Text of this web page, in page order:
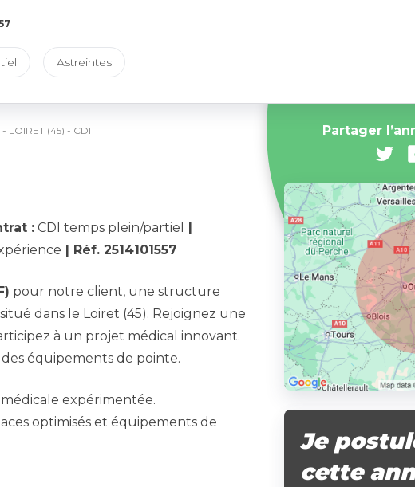
Astreintes
LOIRET (45) - CDI
: CDI temps plein/partiel
|
| Réf. 2514101557
pour notre client, une structure
dans le Loiret (45). Rejoignez une
à un projet médical innovant.
équipements de pointe.
expérimentée.
optimisés et équipements de
Partager
Je
cette